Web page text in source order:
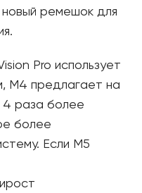
ремешок для
Pro использует
M4 предлагает на
4 раза более
более
Если M5